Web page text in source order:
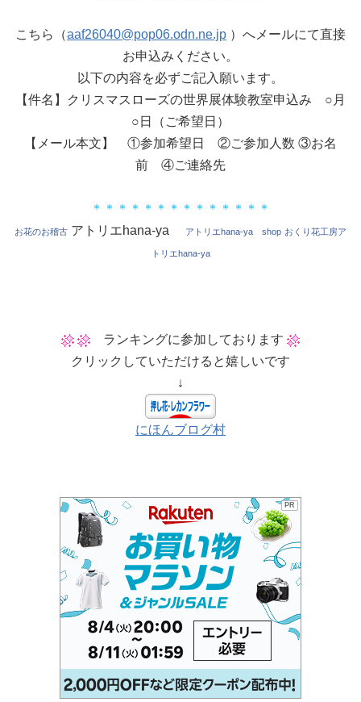
こちら（aaf26040@pop06.odn.ne.jp ）へメールにて直接
お申込みください。
以下の内容を必ずご記入願います。
【件名】クリスマスローズの世界展体験教室申込み ○月
○日（ご希望日）
【メール本文】 ①参加希望日 ②ご参加人数 ③お名
前 ④ご連絡先
＊＊＊＊＊＊＊＊＊＊＊＊＊＊
お花のお稽古 アトリエhana-ya アトリエhana-ya shop おくり花工房ア
トリエhana-ya
ランキングに参加しております
クリックしていただけると嬉しいです
↓
にほんブログ村
PR